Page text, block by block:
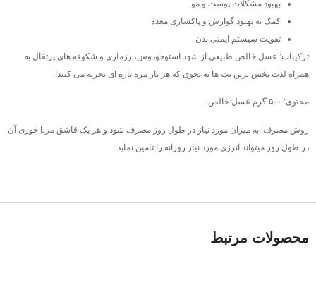
بهبود مشکلات پوست و مو
کمک به بهبود گوارش و پاکسازی معده
تقویت سیستم ایمنی بدن
ترکیبات: عسل خالص طبیعی از شهد استوخودوس، رزماری و شکوفه های پرتقال به
همراه لذت بخش ترین نت ها به نحوی که هر بار مزه تازه ای تجربه می کنید!
محتوی: ۵۰۰ گرم عسل خالص.
روش مصرف: به میزان مورد نیاز در طول روز مصرف شود و هر یک قاشق مربا خوری آن
در طول روز میتواند انرژی مورد نیاز روزانه را تامین نماید.
محصولات مرتبط